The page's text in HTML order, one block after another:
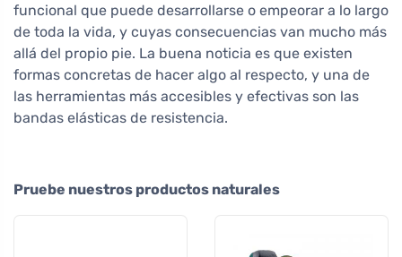
funcional que puede desarrollarse o empeorar a lo largo
de toda la vida, y cuyas consecuencias van mucho más
allá del propio pie. La buena noticia es que existen
formas concretas de hacer algo al respecto, y una de
las herramientas más accesibles y efectivas son las
bandas elásticas de resistencia.
Pruebe nuestros productos naturales